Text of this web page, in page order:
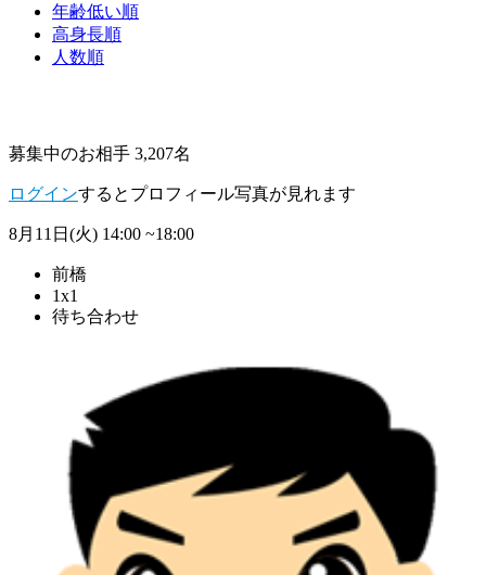
年齢低い順
高身長順
人数順
募集中のお相手 3,207名
ログインするとプロフィール写真が見れます
8月11日(火) 14:00 ~18:00
前橋
1x1
待ち合わせ